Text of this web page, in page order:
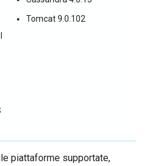
Tomcat 9.0.102
piattaforme supportate,